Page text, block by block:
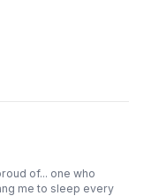
of... one who
me to sleep every